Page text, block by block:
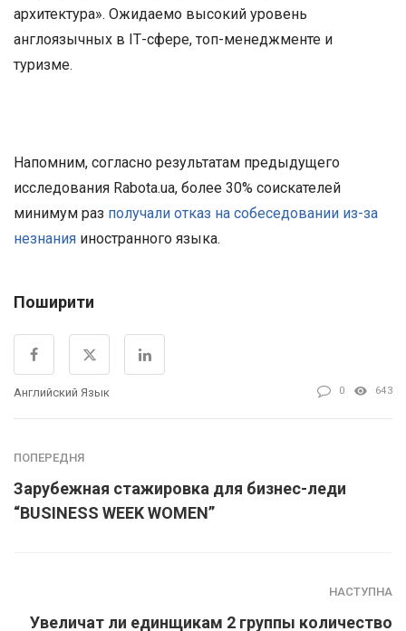
архитектура». Ожидаемо высокий уровень
англоязычных в IТ-сфере, топ-менеджменте и
туризме.
Напомним, согласно результатам предыдущего
исследования Rabota.ua, более 30% соискателей
минимум раз получали отказ на собеседовании из-за
незнания иностранного языка.
Поширити
Английский Язык 0 643
ПОПЕРЕДНЯ
Зарубежная стажировка для бизнес-леди
“BUSINESS WEEK WOMEN”
НАСТУПНА
Увеличат ли единщикам 2 группы количество